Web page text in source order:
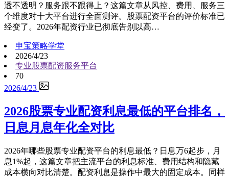
透不透明？服务跟不跟得上？这篇文章从风控、费用、服务三
个维度对十大平台进行全面测评。股票配资平台的评价标准已
经变了。2026年配资行业已彻底告别以高…
申宝策略学堂
2026/4/23
专业股票配资服务平台
70
2026/4/23
2026股票专业配资利息最低的平台排名，
日息月息年化全对比
2026年哪些股票专业配资平台的利息最低？日息万6起步，月
息1%起，这篇文章把主流平台的利息标准、费用结构和隐藏
成本横向对比清楚。配资利息是操作中最大的固定成本。同样